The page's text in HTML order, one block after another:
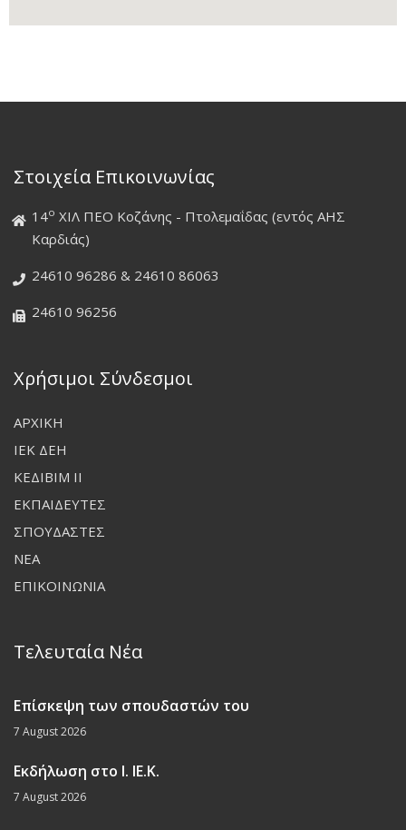
Στοιχεία Επικοινωνίας
14ο ΧΙΛ ΠΕΟ Κοζάνης - Πτολεμαΐδας (εντός ΑΗΣ
Καρδιάς)
24610 96286 & 24610 86063
24610 96256
Χρήσιμοι Σύνδεσμοι
ΑΡΧΙΚΗ
ΙΕΚ ΔΕΗ
ΚΕΔΙΒΙΜ ΙΙ
ΕΚΠΑΙΔΕΥΤΕΣ
ΣΠΟΥΔΑΣΤΕΣ
ΝΕΑ
ΕΠΙΚΟΙΝΩΝΙΑ
Τελευταία Νέα
Επίσκεψη των σπουδαστών του
7 August 2026
Εκδήλωση στο Ι. ΙΕ.Κ.
7 August 2026